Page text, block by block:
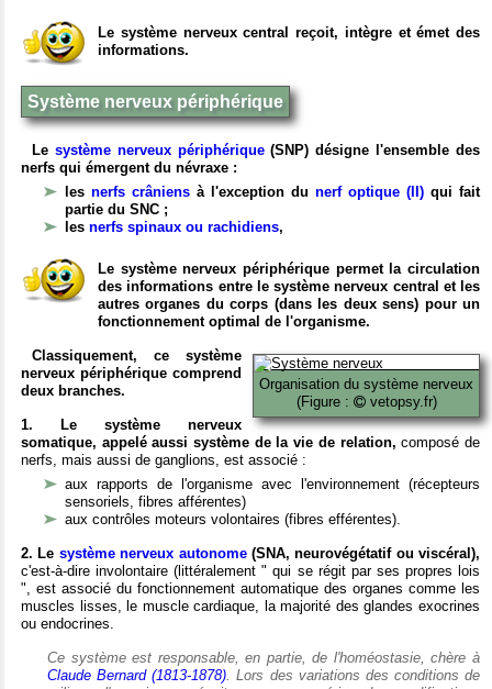
Le système nerveux central reçoit, intègre et émet des
informations.
Système nerveux périphérique
Le système nerveux périphérique(SNP) désigne l'ensemble des
nerfs qui émergent du névraxe :
les nerfs crâniens à l'exception du nerf optique (II) qui fait
partie du SNC ;
les nerfs spinaux ou rachidiens,
Le système nerveux périphérique permet la circulation
des informations entre le système nerveux central et les
autres organes du corps (dans les deux sens) pour un
fonctionnement optimal de l'organisme.
Organisation du système nerveux
(Figure :
vetopsy.fr)
Classiquement, ce système
nerveux périphérique comprend
deux branches.
1. Le système nerveux
somatique, appelé aussi système de la vie de relation, composé de
nerfs, mais aussi de ganglions, est associé :
aux rapports de l'organisme avec l'environnement (récepteurs
sensoriels, fibres afférentes)
aux contrôles moteurs volontaires (fibres efférentes).
2. Le système nerveux autonome(SNA, neurovégétatif ou viscéral),
c'est-à-dire involontaire (littéralement " qui se régit par ses propres lois
", est associé du fonctionnement automatique des organes comme les
muscles lisses, le muscle cardiaque, la majorité des glandes exocrines
ou endocrines.
Ce système est responsable, en partie, de l'homéostasie, chère à
Claude Bernard (1813-1878). Lors des variations des conditions de